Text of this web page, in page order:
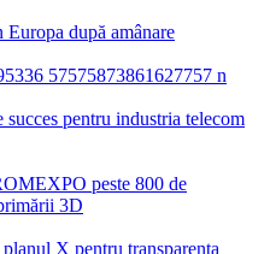
după amânare
pentru industria telecom
peste 800 de
3D
X pentru transparența